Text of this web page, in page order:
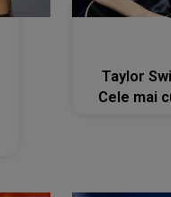
Taylor
Cele mai